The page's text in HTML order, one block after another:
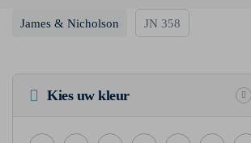
James & Nicholson JN 358
Kies uw kleur